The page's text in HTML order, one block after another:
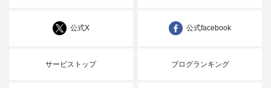
公式X 公式facebook
サービストップ ブログランキング